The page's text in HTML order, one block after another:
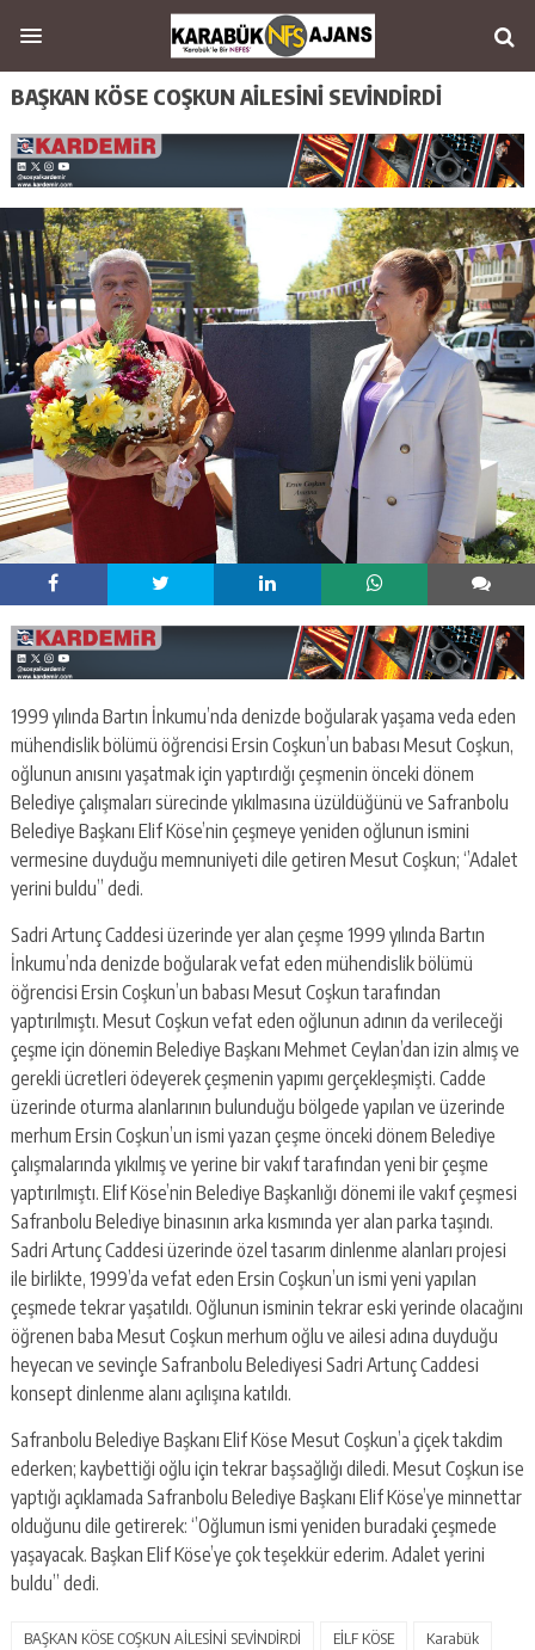
BAŞKAN KÖSE COŞKUN AİLESİNİ SEVİNDİRDİ
1999 yılında Bartın İnkumu’nda denizde boğularak yaşama veda eden
mühendislik bölümü öğrencisi Ersin Coşkun’un babası Mesut Coşkun,
oğlunun anısını yaşatmak için yaptırdığı çeşmenin önceki dönem
Belediye çalışmaları sürecinde yıkılmasına üzüldüğünü ve Safranbolu
Belediye Başkanı Elif Köse’nin çeşmeye yeniden oğlunun ismini
vermesine duyduğu memnuniyeti dile getiren Mesut Coşkun; ‘’Adalet
yerini buldu’’ dedi.
Sadri Artunç Caddesi üzerinde yer alan çeşme 1999 yılında Bartın
İnkumu’nda denizde boğularak vefat eden mühendislik bölümü
öğrencisi Ersin Coşkun’un babası Mesut Coşkun tarafından
yaptırılmıştı. Mesut Coşkun vefat eden oğlunun adının da verileceği
çeşme için dönemin Belediye Başkanı Mehmet Ceylan’dan izin almış ve
gerekli ücretleri ödeyerek çeşmenin yapımı gerçekleşmişti. Cadde
üzerinde oturma alanlarının bulunduğu bölgede yapılan ve üzerinde
merhum Ersin Coşkun’un ismi yazan çeşme önceki dönem Belediye
çalışmalarında yıkılmış ve yerine bir vakıf tarafından yeni bir çeşme
yaptırılmıştı. Elif Köse’nin Belediye Başkanlığı dönemi ile vakıf çeşmesi
Safranbolu Belediye binasının arka kısmında yer alan parka taşındı.
Sadri Artunç Caddesi üzerinde özel tasarım dinlenme alanları projesi
ile birlikte, 1999’da vefat eden Ersin Coşkun’un ismi yeni yapılan
çeşmede tekrar yaşatıldı. Oğlunun isminin tekrar eski yerinde olacağını
öğrenen baba Mesut Coşkun merhum oğlu ve ailesi adına duyduğu
heyecan ve sevinçle Safranbolu Belediyesi Sadri Artunç Caddesi
konsept dinlenme alanı açılışına katıldı.
Safranbolu Belediye Başkanı Elif Köse Mesut Coşkun’a çiçek takdim
ederken; kaybettiği oğlu için tekrar başsağlığı diledi. Mesut Coşkun ise
yaptığı açıklamada Safranbolu Belediye Başkanı Elif Köse’ye minnettar
olduğunu dile getirerek: ‘’Oğlumun ismi yeniden buradaki çeşmede
yaşayacak. Başkan Elif Köse’ye çok teşekkür ederim. Adalet yerini
buldu’’ dedi.
BAŞKAN KÖSE COŞKUN AİLESİNİ SEVİNDİRDİ EİLF KÖSE
Karabük